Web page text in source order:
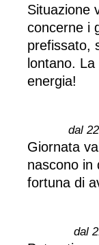
Situazione
concerne i
prefissato,
lontano.
energia!
dal
Giornata
nascono in
fortuna di
dal